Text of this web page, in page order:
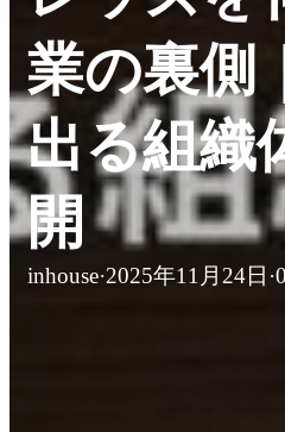
業の裏側
出る組織
開
inhouse·2025年11月24日 ·